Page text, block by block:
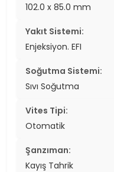
102.0 x 85.0 mm
Yakıt Sistemi:
Enjeksiyon. EFI
Soğutma Sistemi:
Sıvı Soğutma
Vites Tipi:
Otomatik
Şanzıman:
Kayış Tahrik